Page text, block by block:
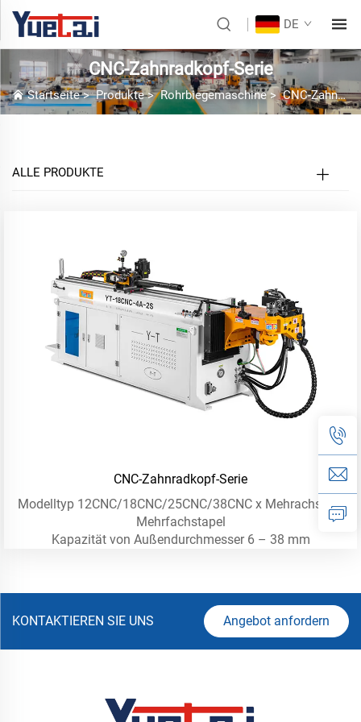
DE
CNC-Zahnradkopf-Serie
Startseite>Produkte>Rohrbiegemaschine>CNC-Zahnradkopf-Serie
ALLE PRODUKTE
CNC-Zahnradkopf-Serie
Modelltyp 12CNC/18CNC/25CNC/38CNC x Mehrachsig –
Mehrfachstapel
Kapazität von Außendurchmesser 6 – 38 mm
KONTAKTIEREN SIE UNS Angebot anfordern